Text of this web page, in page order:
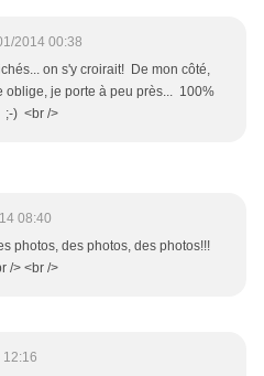
2014 00:38
on s'y croirait! De mon côté,
oblige, je porte à peu près... 100%
;-) <br />
08:40
photos, des photos, des photos!!!
/> <br />